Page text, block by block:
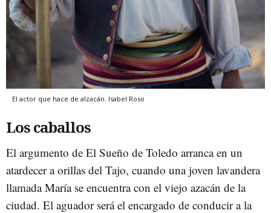
El actor que hace de alzacán. Isabel Roso
Los caballos
El argumento de El Sueño de Toledo arranca en un
atardecer a orillas del Tajo, cuando una joven lavandera
llamada María se encuentra con el viejo azacán de la
ciudad. El aguador será el encargado de conducir a la